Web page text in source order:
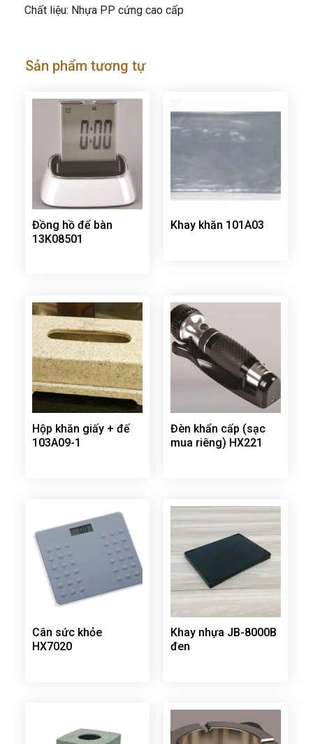
Chất liệu: Nhựa PP cứng cao cấp
Sản phẩm tương tự
Đồng hồ để bàn
13K08501
Khay khăn 101A03
Hộp khăn giấy + đế
103A09-1
Đèn khẩn cấp (sạc
mua riêng) HX221
Cân sức khỏe
HX7020
Khay nhựa JB-8000B
đen